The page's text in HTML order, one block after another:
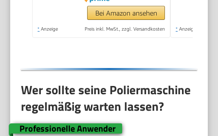
Bei Amazon ansehen
* Anzeige Preis inkl. MwSt., zzgl. Versandkosten * Anzeige
Wer sollte seine Poliermaschine
regelmäßig warten lassen?
Professionelle Anwender